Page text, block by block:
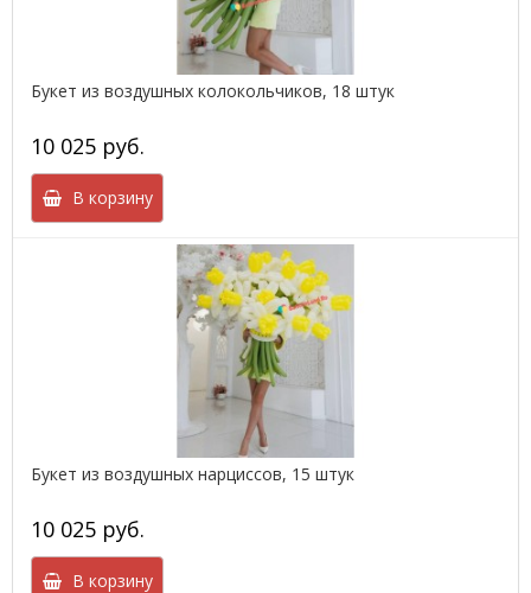
Букет из воздушных колокольчиков, 18 штук
10 025 руб.
В корзину
Букет из воздушных нарциссов, 15 штук
10 025 руб.
В корзину